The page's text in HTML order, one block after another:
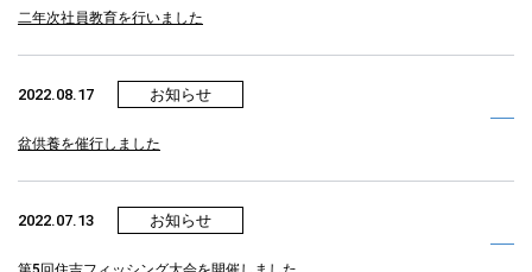
二年次社員教育を行いました
2022.08.17 お知らせ
盆供養を催行しました
2022.07.13 お知らせ